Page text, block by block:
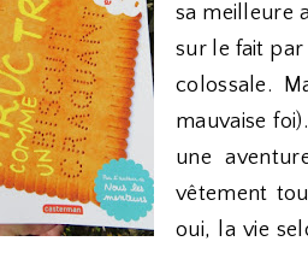
sa meilleure
sur le fait par
colossale.
mauvaise
une
vêtement
oui, la vie